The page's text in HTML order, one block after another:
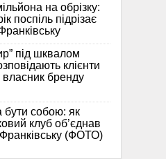
на обрізку:
поспіль підрізає
під шквалом
клієнти
власник бренду
бути собою: як
клуб об’єднав
Франківську (ФОТО)